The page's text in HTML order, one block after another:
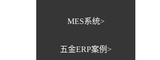
MES系统>
五金ERP案例>